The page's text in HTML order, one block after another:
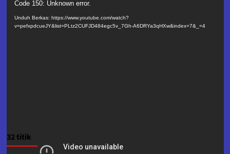
Pemutar
Video
Code 150: Unknown error.
Unduh Berkas: https://www.youtube.com/watch?
v=pefxpdcueJY&list=PLtz2CUFJD484egc5v_7Gh-A6DRYa3qHXw&index=7&_=4
32 titik